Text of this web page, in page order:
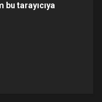
tarayıcıya